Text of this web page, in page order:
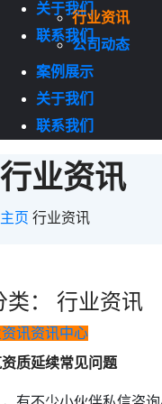
关于我们
联系我们
行业资讯
公司动态
案例展示
关于我们
联系我们
行业资讯
主页 行业资讯
类： 行业资讯
讯资讯中心
质延续常见问题